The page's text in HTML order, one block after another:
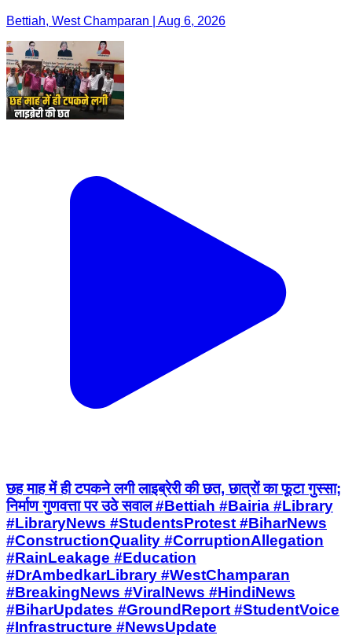
Bettiah, West Champaran | Aug 6, 2026
छह माह में ही टपकने लगी लाइब्रेरी की छत, छात्रों का फूटा गुस्सा;
निर्माण गुणवत्ता पर उठे सवाल #Bettiah #Bairia #Library
#LibraryNews #StudentsProtest #BiharNews
#ConstructionQuality #CorruptionAllegation
#RainLeakage #Education
#DrAmbedkarLibrary #WestChamparan
#BreakingNews #ViralNews #HindiNews
#BiharUpdates #GroundReport #StudentVoice
#Infrastructure #NewsUpdate